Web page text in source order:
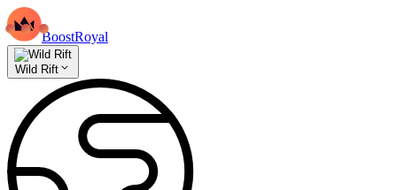
BoostRoyal
Wild Rift